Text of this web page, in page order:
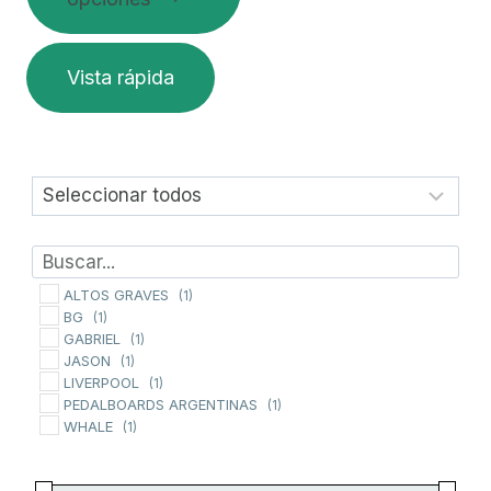
hasta
Este
producto
tiene
variantes.
Las
se
pueden
elegir
en
página
de
Vista rápida
ALTOS GRAVES (1)
BG (1)
GABRIEL (1)
JASON (1)
LIVERPOOL (1)
PEDALBOARDS ARGENTINAS (1)
WHALE (1)